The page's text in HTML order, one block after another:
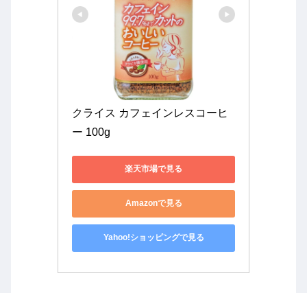
クライス カフェインレスコーヒ
ー 100g
楽天市場で見る
Amazonで見る
Yahoo!ショッピングで見る